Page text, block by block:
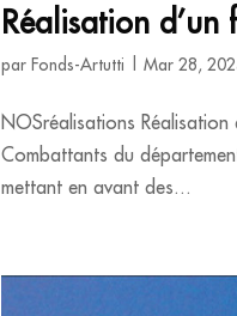
Réalisation d’un
parFonds-Artutti |Mar 28,
NOSréalisations Réalisation
Combattants du
mettant en avant des...